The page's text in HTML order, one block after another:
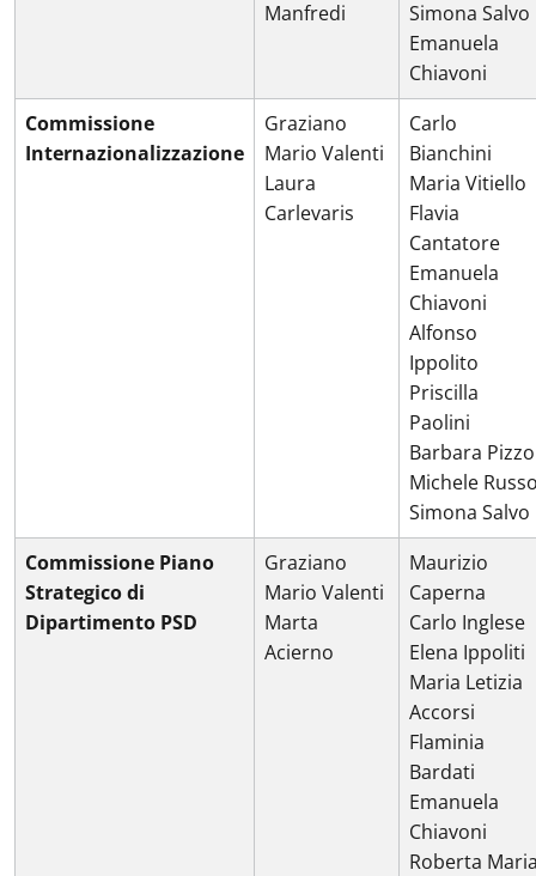
Manfredi
Simona Salvo
Emanuela
Chiavoni
Commissione
Internazionalizzazione
Graziano
Mario Valenti
Laura
Carlevaris
Carlo
Bianchini
Maria Vitiello
Flavia
Cantatore
Emanuela
Chiavoni
Alfonso
Ippolito
Priscilla
Paolini
Barbara Pizzo
Michele
Simona Salvo
Commissione Piano
Strategico di
Dipartimento PSD
Graziano
Mario Valenti
Marta
Acierno
Maurizio
Caperna
Carlo Inglese
Elena Ippoliti
Maria Letizia
Accorsi
Flaminia
Bardati
Emanuela
Chiavoni
Roberta